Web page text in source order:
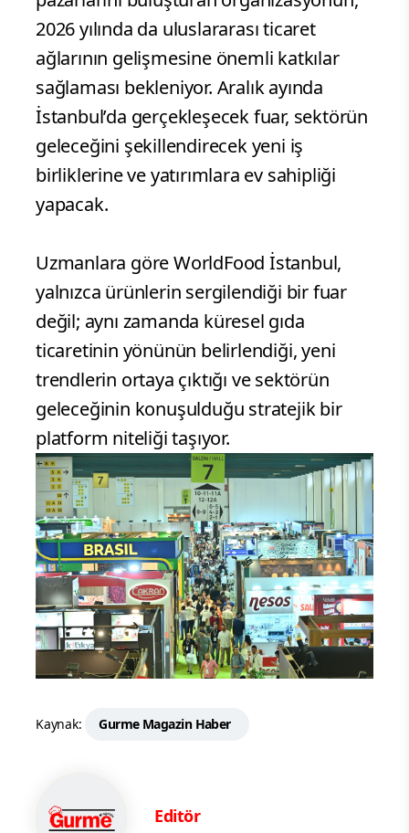
2026 yılında da uluslararası ticaret
ağlarının gelişmesine önemli katkılar
sağlaması bekleniyor. Aralık ayında
İstanbul’da gerçekleşecek fuar, sektörün
geleceğini şekillendirecek yeni iş
birliklerine ve yatırımlara ev sahipliği
yapacak.
Uzmanlara göre WorldFood İstanbul,
yalnızca ürünlerin sergilendiği bir fuar
değil; aynı zamanda küresel gıda
ticaretinin yönünün belirlendiği, yeni
trendlerin ortaya çıktığı ve sektörün
geleceğinin konuşulduğu stratejik bir
platform niteliği taşıyor.
Kaynak: Gurme Magazin Haber
Editör